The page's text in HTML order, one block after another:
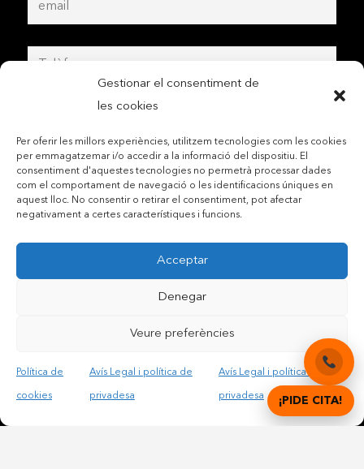
Gestionar el consentiment de
les cookies
Per oferir les millors experiències, utilitzem tecnologies com les cookies
per emmagatzemar i/o accedir a la informació del dispositiu. El
consentiment d'aquestes tecnologies no permetrà processar dades
com el comportament de navegació o les identificacions úniques en
aquest lloc. No consentir o retirar el consentiment, pot afectar
negativament a certes característiques i funcions.
Acceptar
Denegar
Veure preferències
Política de
cookies
Avís Legal i política de
privadesa
Avís Legal i política de
privadesa
Contactar per telèfon mòbil
¡PIDE CITA!